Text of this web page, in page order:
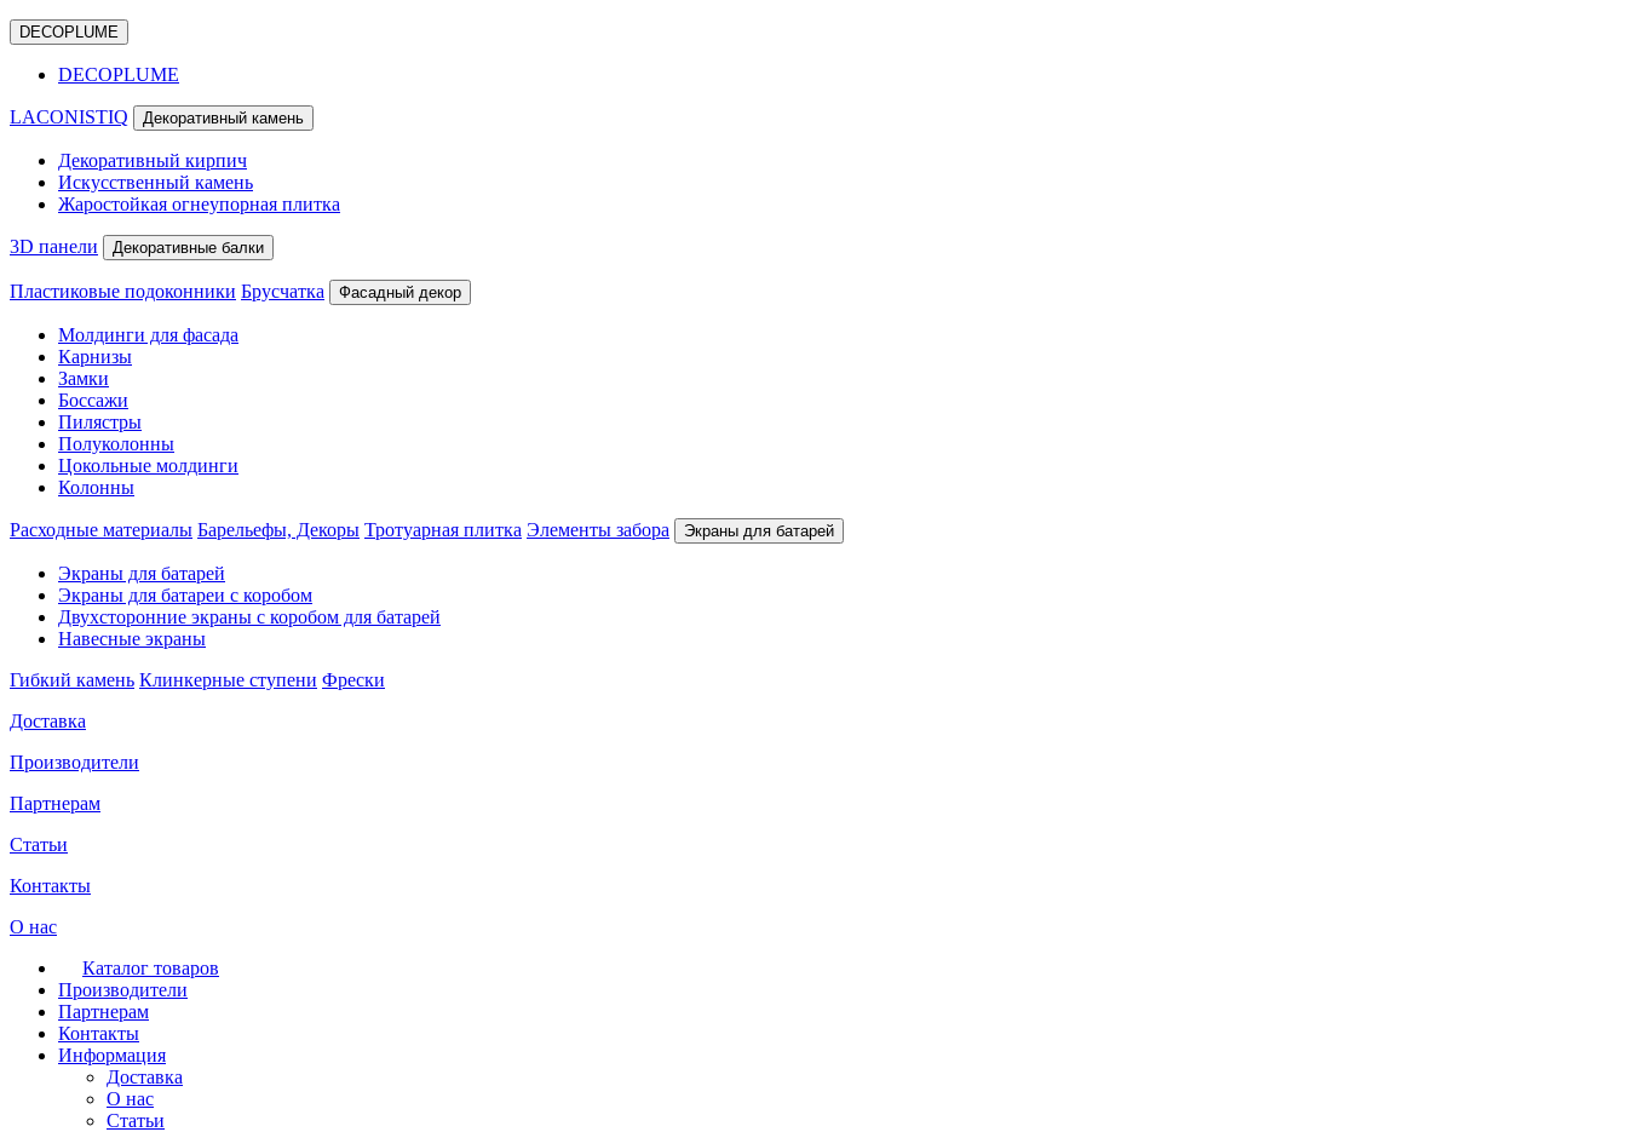
DECOPLUME
DECOPLUME
LACONISTIQ Декоративный камень
Декоративный кирпич
Искусственный камень
Жаростойкая огнеупорная плитка
3D панели Декоративные балки
Пластиковые подоконники Брусчатка Фасадный декор
Молдинги для фасада
Карнизы
Замки
Боссажи
Пилястры
Полуколонны
Цокольные молдинги
Колонны
Расходные материалы Барельефы, Декоры Тротуарная плитка Элементы забора Экраны для батарей
Экраны для батарей
Экраны для батареи с коробом
Двухсторонние экраны с коробом для батарей
Навесные экраны
Гибкий камень Клинкерные ступени Фрески
Доставка
Производители
Партнерам
Статьи
Контакты
О нас
Каталог товаров
Производители
Партнерам
Контакты
Информация
Доставка
О нас
Статьи